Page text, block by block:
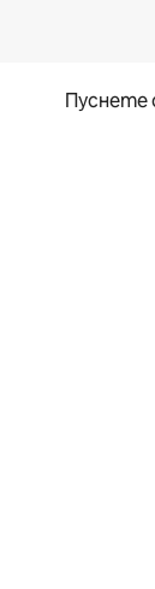
Пуснете